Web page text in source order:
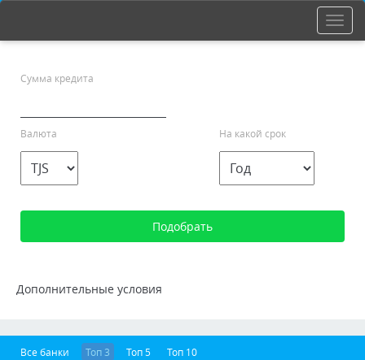
Сумма кредита
Валюта На какой срок
Дополнительные условия
Все банки Топ 3 Топ 5 Топ 10